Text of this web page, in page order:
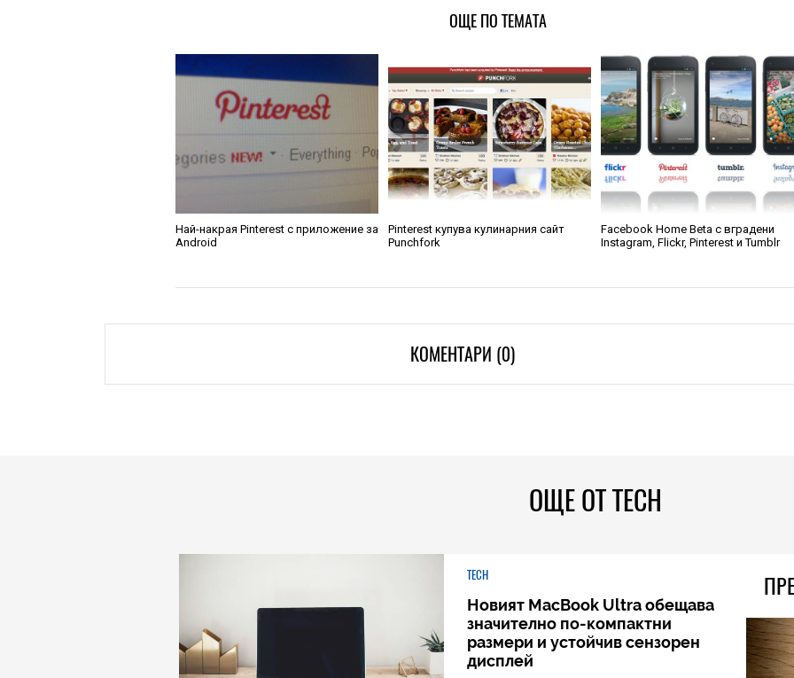
ОЩЕ ПО ТЕМАТА
Най-накрая Pinterest с приложение за
Android
Pinterest купува кулинарния сайт
Punchfork
Facebook Home Beta с вградени
Instagram, Flickr, Pinterest и Tumblr
КОМЕНТАРИ (0)
ОЩЕ ОТ TECH
TECH
Новият MacBook Ultra обещава
значително по-компактни
размери и устойчив сензорен
дисплей